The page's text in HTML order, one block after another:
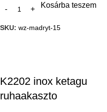
Kosárba teszem
SKU: wz-madryt-15
K2202 inox ketagu
ruhaakaszto